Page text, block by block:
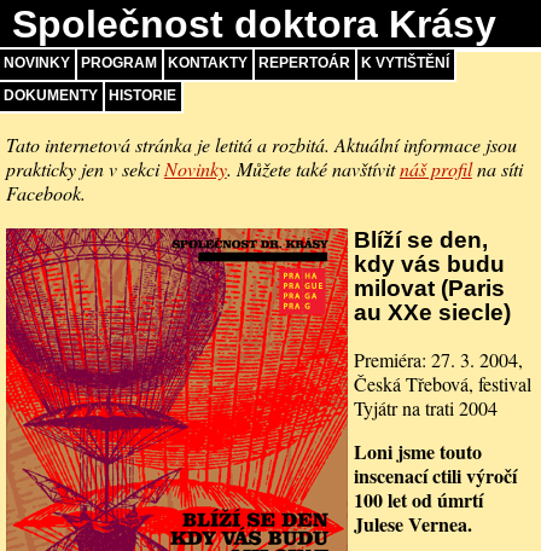
Společnost doktora Krásy
NOVINKY PROGRAM KONTAKTY REPERTOÁR K VYTIŠTĚNÍ
DOKUMENTY HISTORIE
Tato internetová stránka je letitá a rozbitá. Aktuální informace jsou
prakticky jen v sekciNovinky. Můžete také navštívitnáš profilna síti
Facebook.
Blíží se den,
kdy vás budu
milovat (Paris
au XXe siecle)
Premiéra: 27. 3. 2004,
Česká Třebová, festival
Tyjátr na trati 2004
Loni jsme touto
inscenací ctili výročí
100 let od úmrtí
Julese Vernea.